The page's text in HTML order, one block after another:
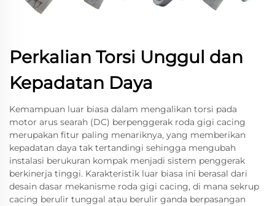
Perkalian Torsi Unggul dan
Kepadatan Daya
Kemampuan luar biasa dalam mengalikan torsi pada
motor arus searah (DC) berpenggerak roda gigi cacing
merupakan fitur paling menariknya, yang memberikan
kepadatan daya tak tertandingi sehingga mengubah
instalasi berukuran kompak menjadi sistem penggerak
berkinerja tinggi. Karakteristik luar biasa ini berasal dari
desain dasar mekanisme roda gigi cacing, di mana sekrup
cacing berulir tunggal atau berulir ganda berpasangan